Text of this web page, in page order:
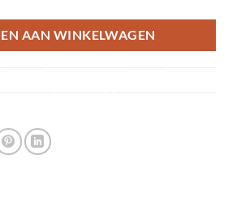
AAN WINKELWAGEN